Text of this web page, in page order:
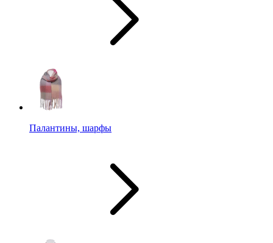
Палантины, шарфы